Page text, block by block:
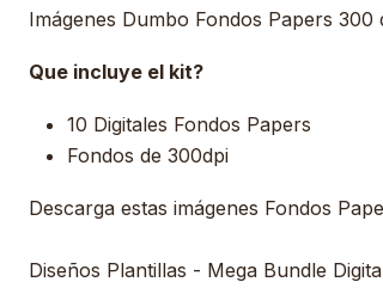
Imágenes Dumbo Fondos Papers 300
Que incluye el kit?
10 Digitales Fondos Papers
Fondos de 300dpi
Descarga estas imágenes Fondos
Diseños Plantillas - Mega Bundle